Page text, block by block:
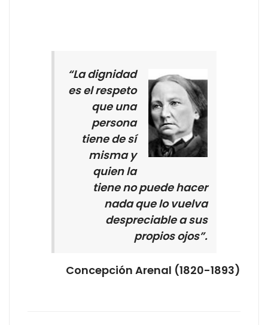
“La dignidad
es el respeto
que una
persona
tiene de sí
misma y
quien la
tiene no puede hacer
nada que lo vuelva
despreciable a sus
propios ojos”.
Concepción Arenal (1820-1893)